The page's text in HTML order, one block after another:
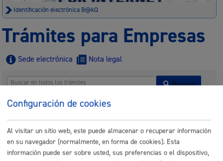
Identificación electrónica B@kQ
Trámites para Empresas
Sede electrónica Nota legal
Buscar
Listado completo de Trámites
Busco, tengo vivienda o local
Justificación de ayudas a Copropietarios para rehabilitación
Configuración de cookies
Al visitar un sitio web, este puede almacenar o recuperar información
en su navegador (normalmente, en forma de cookies). Esta
información puede ser sobre usted, sus preferencias o el dispositivo,